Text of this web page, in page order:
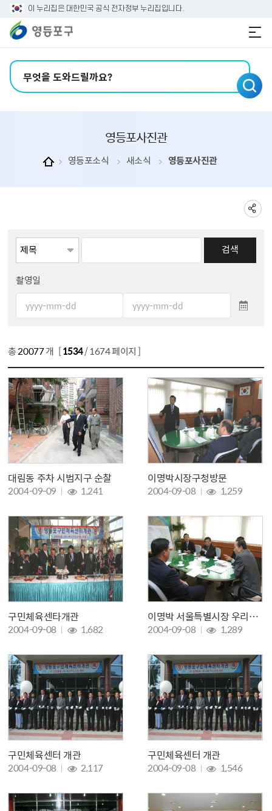
본문 바로가기
주메뉴 바로가기
이 누리집은 대한민국 공식 전자정부 누리집입니다.
영등포사진관
영등포소식 새소식 영등포사진관
촬영일
총20077개 [1534/ 1674 페이지 ]
대림동 주차 시범지구 순찰
2004-09-09 1,241
이명박시장구청방문
2004-09-08 1,259
구민체육센타개관
2004-09-08 조회 : 1,682
이명박 서울특별시장 우리구 방문
2004-09-08 1,289
구민체육센터 개관
2004-09-08 2,117
구민체육센터 개관
2004-09-08 1,546